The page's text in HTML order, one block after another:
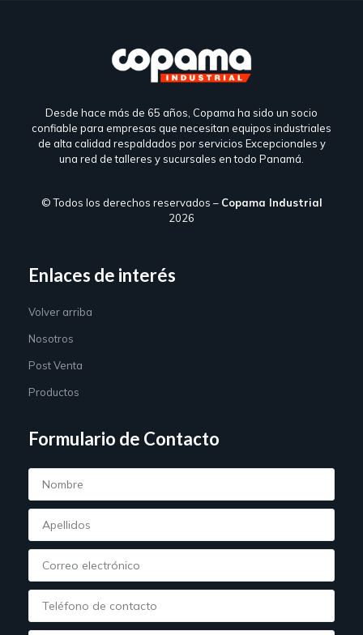
Desde hace más de 65 años, Copama ha sido un socio
confiable para empresas que necesitan equipos industriales
de alta calidad respaldados por servicios Excepcionales y
una red de talleres y sucursales en todo Panamá.
© Todos los derechos reservados – Copama Industrial
2026
Enlaces de interés
Volver arriba
Nosotros
Post Venta
Productos
Formulario de Contacto